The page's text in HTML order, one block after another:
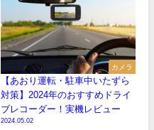
カメラ
【あおり運転・駐車中いたずら
対策】2024年のおすすめドライ
ブレコーダー！実機レビュー
2024.05.02